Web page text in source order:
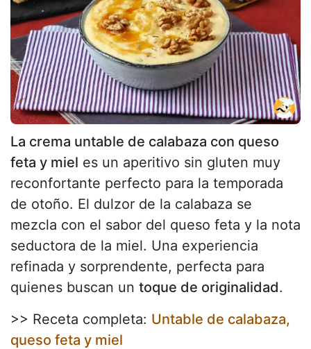
La crema untable de calabaza con queso
feta y miel es un aperitivo sin gluten muy
reconfortante perfecto para la temporada
de otoño. El dulzor de la calabaza se
mezcla con el sabor del queso feta y la nota
seductora de la miel. Una experiencia
refinada y sorprendente, perfecta para
quienes buscan un toque de originalidad.
>> Receta completa: Untable de calabaza,
queso feta y miel